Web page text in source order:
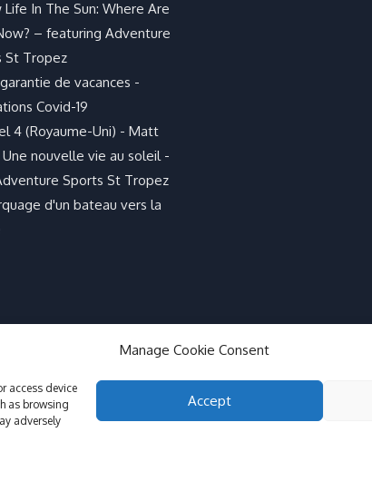
Manage Cookie Consent
access device
as browsing
adversely
Accept
Life In The Sun: Where Are
– featuring Adventure
St Tropez
de vacances -
Covid-19
4 (Royaume-Uni) - Matt
nouvelle vie au soleil -
Sports St Tropez
d'un bateau vers la